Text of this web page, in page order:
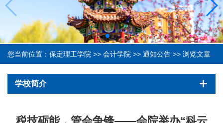
您当前位置： 保定理工学院 >> 会计学院 >> 通知公告 >> 浏览文章
学校简介